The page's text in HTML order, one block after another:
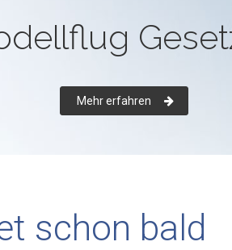
Mehr erfahren
schon bald